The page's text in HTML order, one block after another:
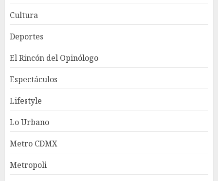
Cultura
Deportes
El Rincón del Opinólogo
Espectáculos
Lifestyle
Lo Urbano
Metro CDMX
Metropoli